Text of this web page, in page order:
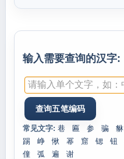
输入需要查询的汉字:
常见文字: 巷 匾 参 骗 貅
踢
峥 愀 幂 窟 锶 钮
僮
弧 遍 谢